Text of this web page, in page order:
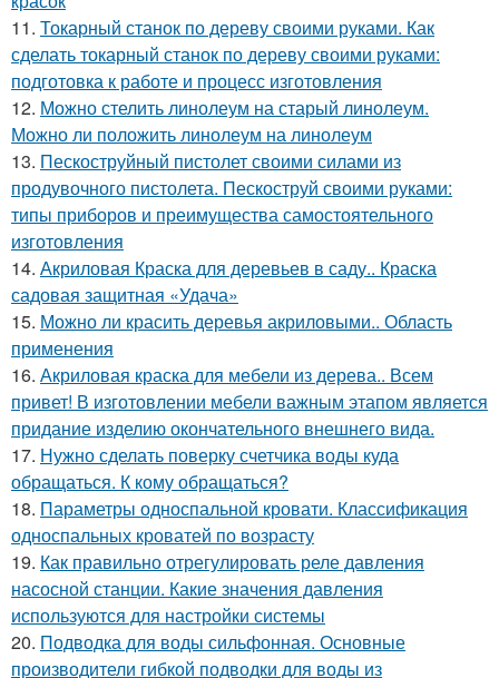
11. Токарный станок по дереву своими руками. Как
сделать токарный станок по дереву своими руками:
подготовка к работе и процесс изготовления
12. Можно стелить линолеум на старый линолеум.
Можно ли положить линолеум на линолеум
13. Пескоструйный пистолет своими силами из
продувочного пистолета. Пескоструй своими руками:
типы приборов и преимущества самостоятельного
изготовления
14. Акриловая Краска для деревьев в саду.. Краска
садовая защитная «Удача»
15. Можно ли красить деревья акриловыми.. Область
применения
16. Акриловая краска для мебели из дерева.. Всем
привет! В изготовлении мебели важным этапом является
придание изделию окончательного внешнего вида.
17. Нужно сделать поверку счетчика воды куда
обращаться. К кому обращаться?
18. Параметры односпальной кровати. Классификация
односпальных кроватей по возрасту
19. Как правильно отрегулировать реле давления
насосной станции. Какие значения давления
используются для настройки системы
20. Подводка для воды сильфонная. Основные
производители гибкой подводки для воды из